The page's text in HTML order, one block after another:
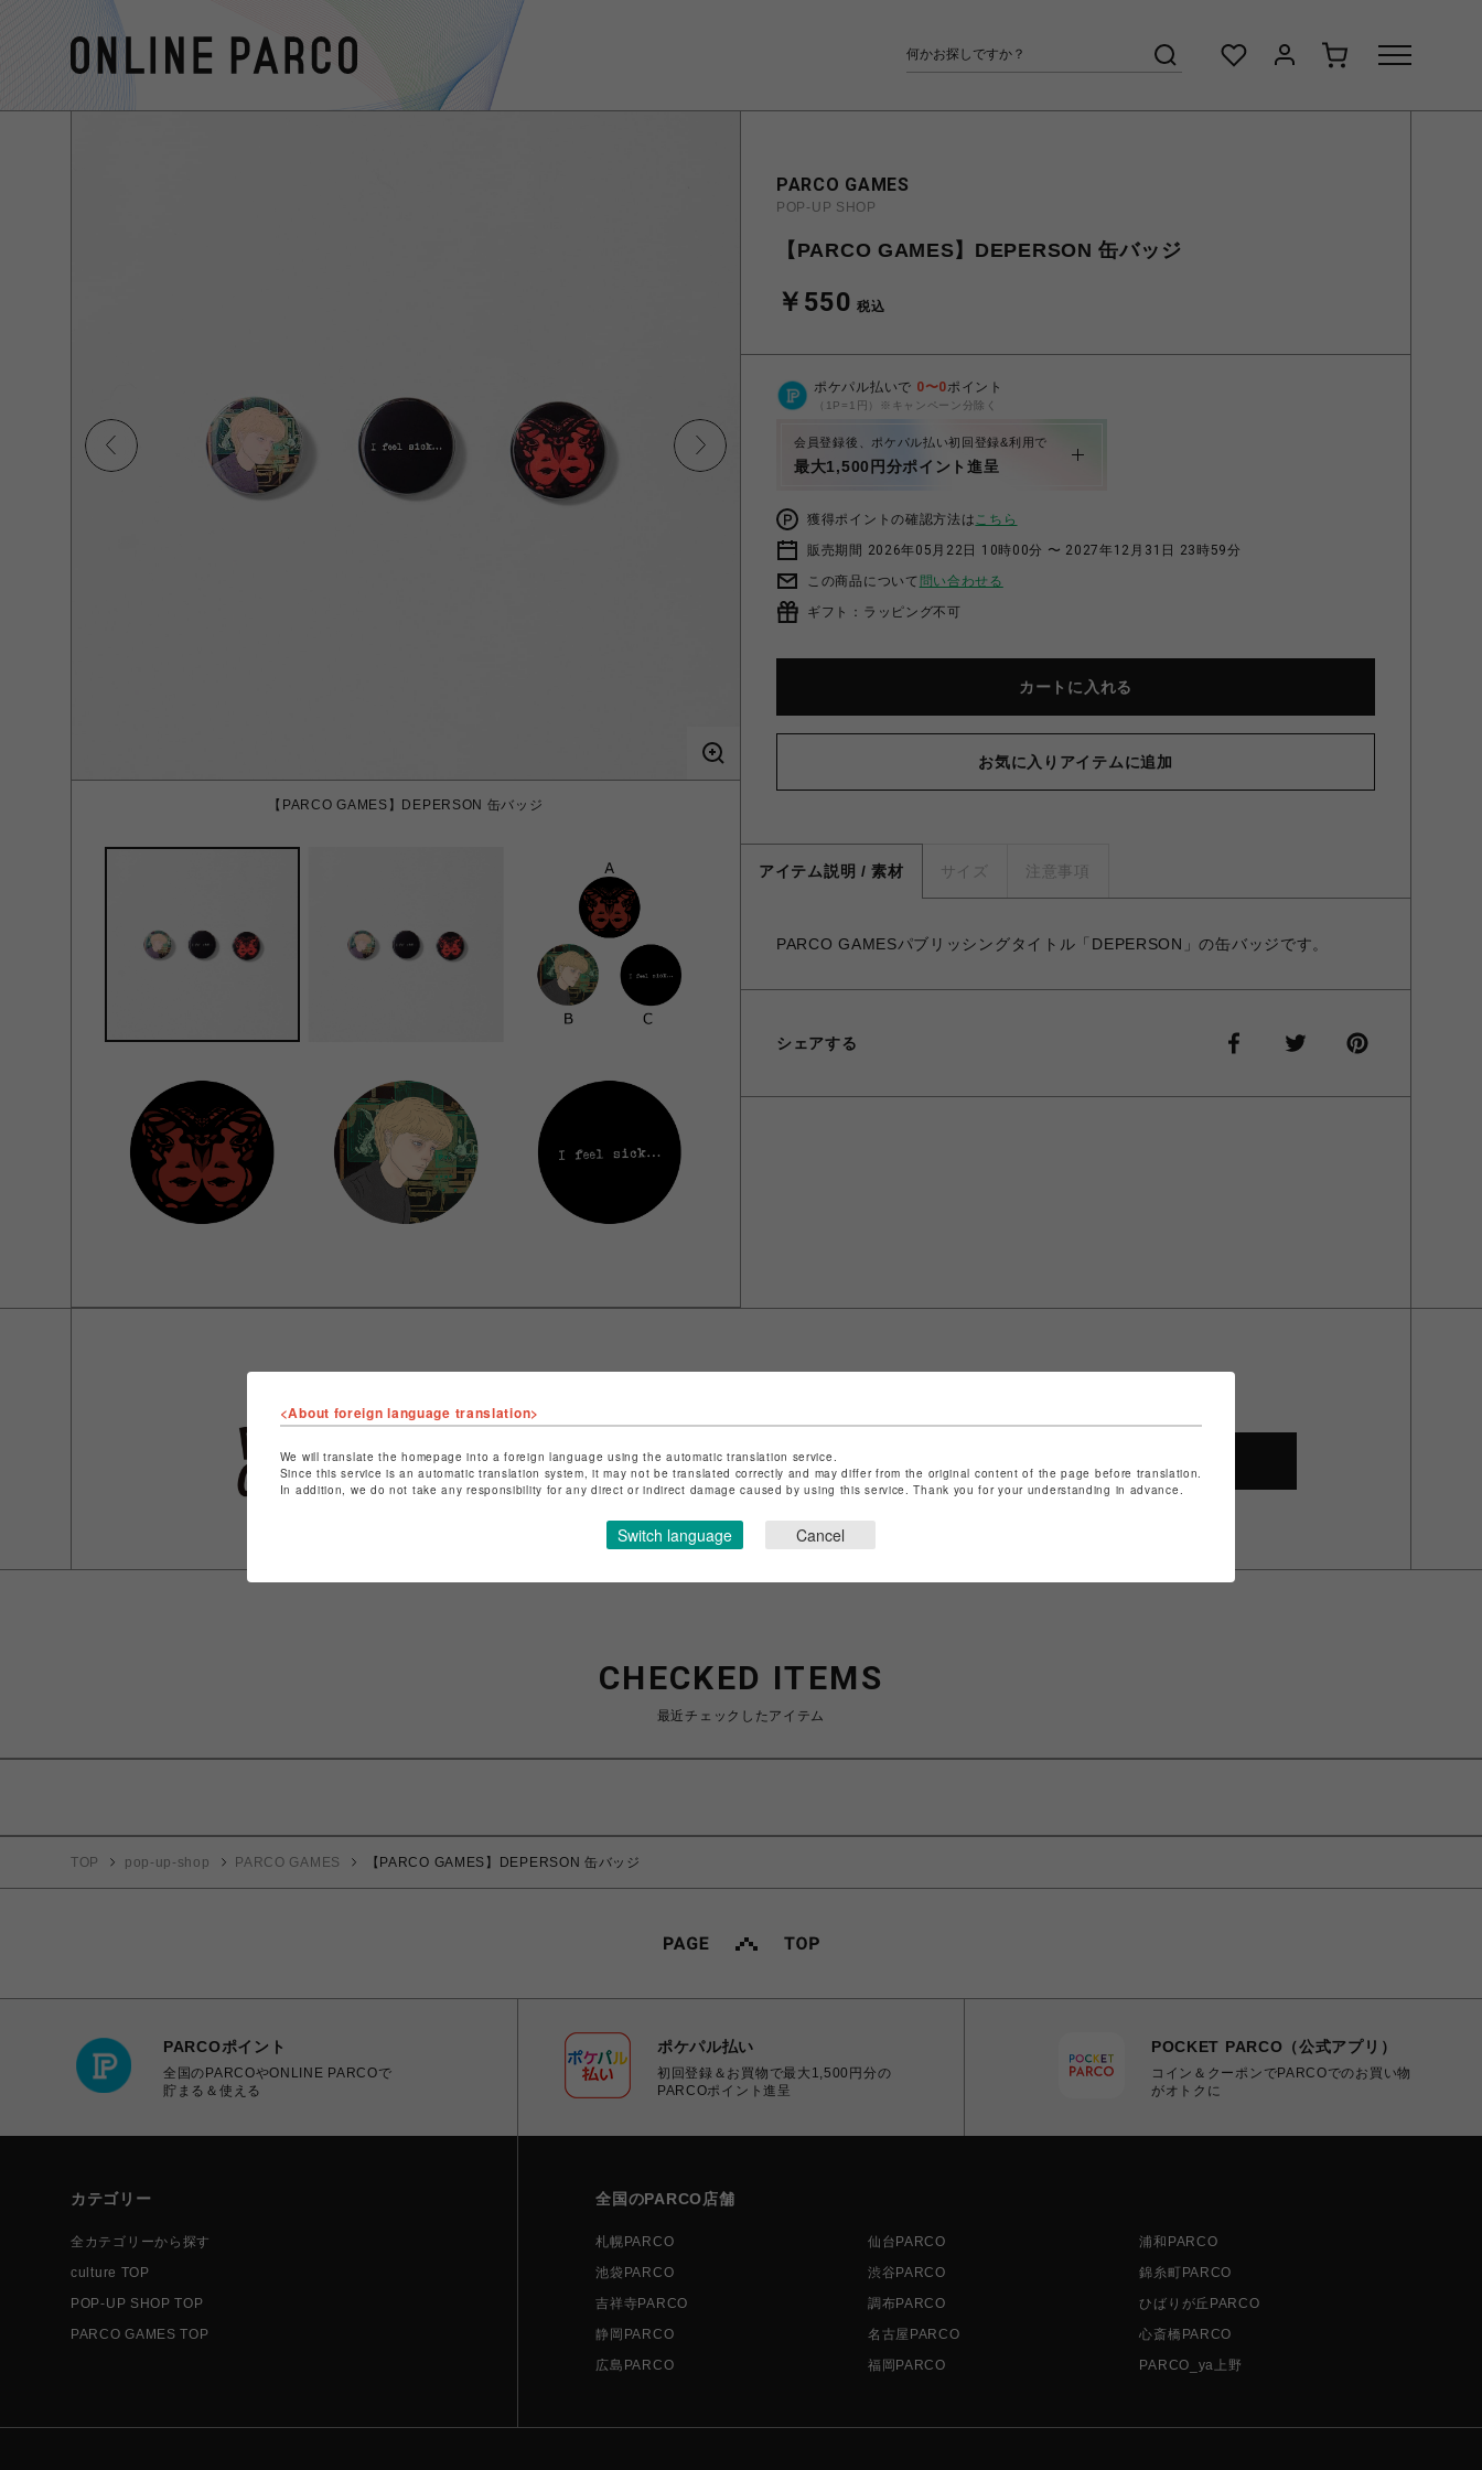
【PARCO GAMES】DEPERSON 缶バッジ
PARCO GAMES
POP-UP SHOP
【PARCO GAMES】DEPERSON 缶バッジ
￥550 税込
ポケパル払いで 0〜0ポイント
（1P=1円）※キャンペーン分除く
会員登録後、ポケパル払い初回登録&利用で
最大1,500円分ポイント進呈
獲得ポイントの確認方法はこちら
販売期間 2026年05月22日 10時00分 〜 2027年12月31日 23時59分
この商品について 問い合わせる
ギフト：ラッピング不可
カートに入れる
お気に入りアイテムに追加
アイテム説明 / 素材 サイズ 注意事項
PARCO GAMESパブリッシングタイトル「DEPERSON」の缶バッジです。
シェアする
ショップ名
特定商取引法など法令に基づく表記はこちら
CHECKED ITEMS
最近チェックしたアイテム
TOP pop-up-shop PARCO GAMES 【PARCO GAMES】DEPERSON 缶バッジ
PARCOポイント
全国のPARCOやONLINE PARCOで
貯まる＆使える
ポケパル払い
初回登録＆お買物で最大1,500円分の
PARCOポイント進呈
POCKET PARCO（公式アプリ）
コイン＆クーポンでPARCOでのお買い物
がオトクに
カテゴリー
全カテゴリーから探す
culture TOP
POP-UP SHOP TOP
PARCO GAMES TOP
全国のPARCO店舗
札幌PARCO 仙台PARCO
浦和PARCO
池袋PARCO
渋谷PARCO
錦糸町PARCO
吉祥寺PARCO
調布PARCO
ひばりが丘PARCO
静岡PARCO
名古屋PARCO
心斎橋PARCO
広島PARCO
福岡PARCO PARCO_ya上野
<About foreign language translation>
We will translate the homepage into a foreign language using the automatic translation service.
Since this service is an automatic translation system, it may not be translated correctly and may differ from the original content of the page before translation.
In addition, we do not take any responsibility for any direct or indirect damage caused by using this service. Thank you for your understanding in advance.
Switch language Cancel